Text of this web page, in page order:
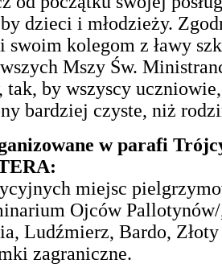
dzieci i młodzieży.
swoim kolegom z ławy
Mszy Św.
by wszyscy
bardziej czyste, niż
w parafi
miejsc
Ojców
Ludźmierz, Bardo,
zagraniczne.